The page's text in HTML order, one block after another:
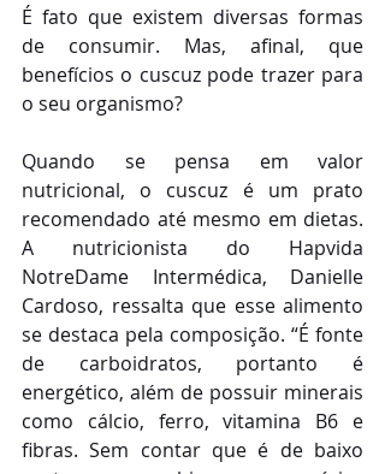
É fato que existem diversas formas
de consumir. Mas, afinal, que
benefícios o cuscuz pode trazer para
o seu organismo?
Quando se pensa em valor
nutricional, o cuscuz é um prato
recomendado até mesmo em dietas.
A nutricionista do Hapvida
NotreDame Intermédica, Danielle
Cardoso, ressalta que esse alimento
se destaca pela composição. “É fonte
de carboidratos, portanto é
energético, além de possuir minerais
como cálcio, ferro, vitamina B6 e
fibras. Sem contar que é de baixo